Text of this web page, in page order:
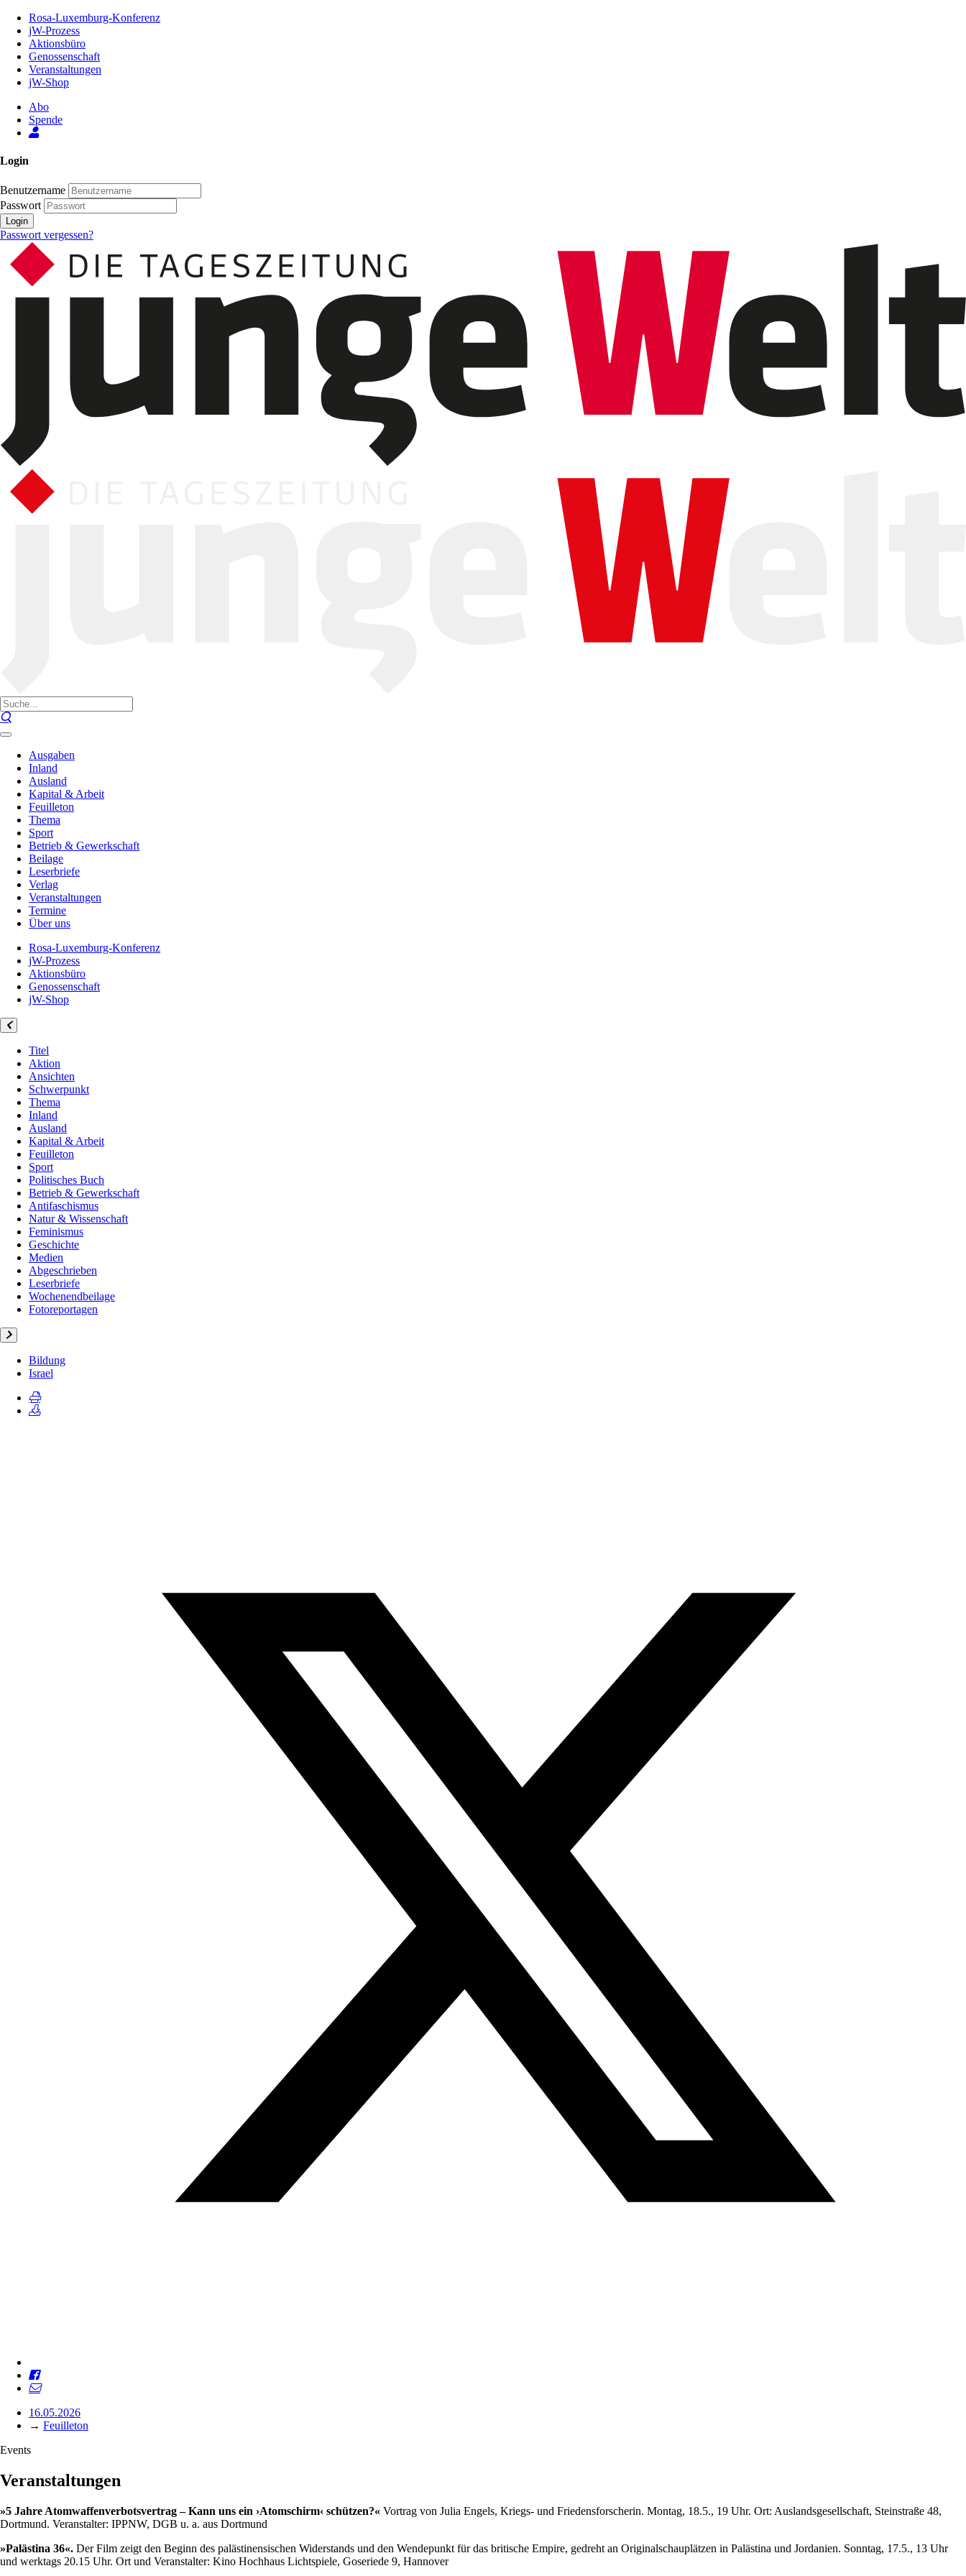
Inhalt
Seite
Rosa-Luxemburg-Konferenz
jW-Prozess
Aktionsbüro
Genossenschaft
Veranstaltungen
jW-Shop
Abo
Spende
Login
Benutzername
Passwort
Login
Passwort vergessen?
Ausgaben
Inland
Ausland
Kapital & Arbeit
Feuilleton
Thema
Sport
Betrieb & Gewerkschaft
Beilage
Leserbriefe
Verlag
Veranstaltungen
Termine
Über uns
Rosa-Luxemburg-Konferenz
jW-Prozess
Aktionsbüro
Genossenschaft
jW-Shop
Titel
Aktion
Ansichten
Schwerpunkt
Thema
Inland
Ausland
Kapital & Arbeit
Feuilleton
Sport
Politisches Buch
Betrieb & Gewerkschaft
Antifaschismus
Natur & Wissenschaft
Feminismus
Geschichte
Medien
Abgeschrieben
Leserbriefe
Wochenendbeilage
Fotoreportagen
Bildung
Israel
16.05.2026
→ Feuilleton
Events
Veranstaltungen
»5 Jahre Atomwaffenverbotsvertrag – Kann uns ein ›Atomschirm‹ schützen?« Vortrag von Julia Engels, Kriegs- und Friedensforscherin. Montag, 18.5., 19 Uhr. Ort: Auslandsgesellschaft, Steinstraße 48,
Dortmund. Veranstalter: IPPNW, DGB u. a. aus Dortmund
»Palästina 36«. Der Film zeigt den Beginn des palästinensischen Widerstands und den Wendepunkt für das britische Empire, gedreht an Originalschauplätzen in Palästina und Jordanien. Sonntag, 17.5., 13 Uhr
und werktags 20.15 Uhr. Ort und Veranstalter: Kino Hochhaus Lichtspiele, Goseriede 9, Hannover